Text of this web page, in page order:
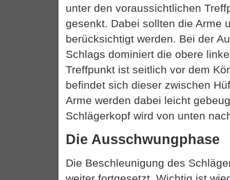
unter den voraussichtlichen
gesenkt. Dabei sollten die Arme
berücksichtigt werden. Bei der
Schlags dominiert die obere
Treffpunkt ist seitlich vor dem
befindet sich dieser zwischen
Arme werden dabei leicht
Schlägerkopf wird von unten
Die Ausschwungphase
Die Beschleunigung des